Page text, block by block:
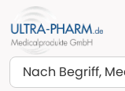
Suchen